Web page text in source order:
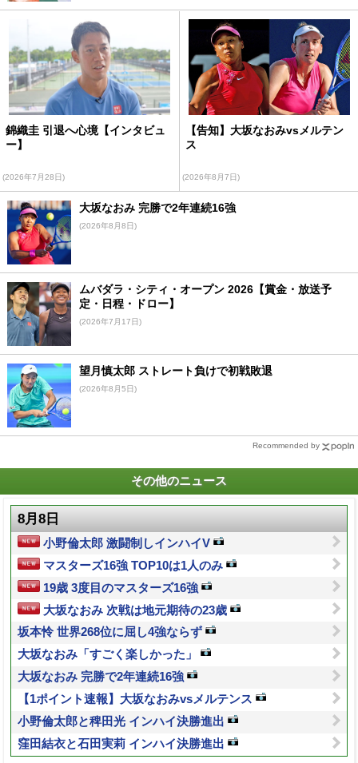
錦織圭 引退へ心境【インタビュ
ー】
(2026年7月28日)
【告知】大坂なおみvsメルテン
ス
(2026年8月7日)
大坂なおみ 完勝で2年連続16強
(2026年8月8日)
ムバダラ・シティ・オープン 2026【賞金・放送予
定・日程・ドロー】
(2026年7月17日)
望月慎太郎 ストレート負けで初戦敗退
(2026年8月5日)
Recommended by
その他のニュース
8月8日
小野倫太郎 激闘制しインハイV
マスターズ16強 TOP10は1人のみ
19歳 3度目のマスターズ16強
大坂なおみ 次戦は地元期待の23歳
坂本怜 世界268位に屈し4強ならず
大坂なおみ「すごく楽しかった」
大坂なおみ 完勝で2年連続16強
【1ポイント速報】大坂なおみvsメルテンス
小野倫太郎と稗田光 インハイ決勝進出
窪田結衣と石田実莉 インハイ決勝進出